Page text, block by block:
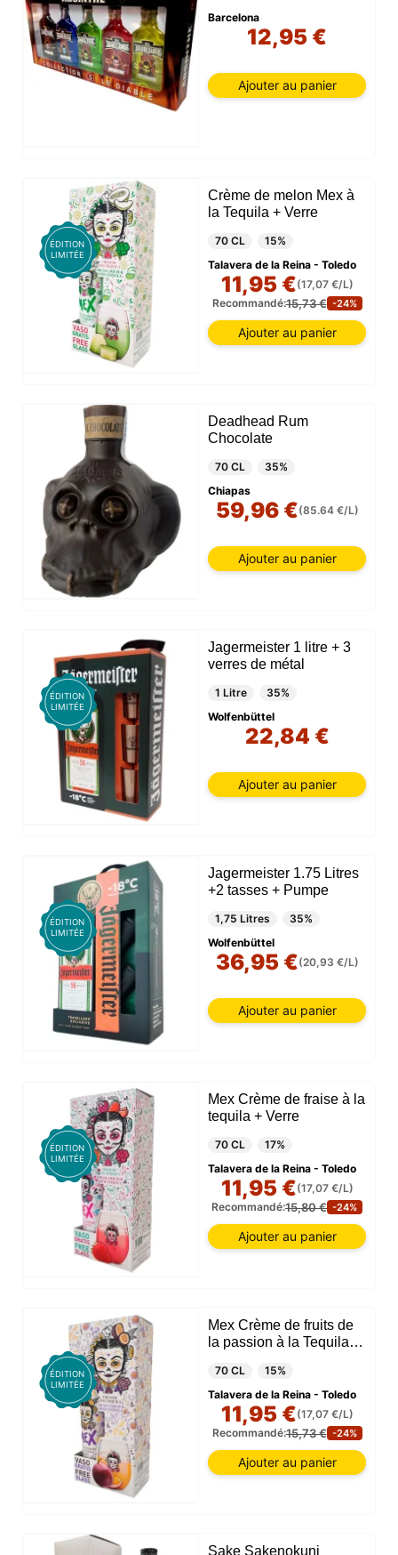
Barcelona
12,95 €
Ajouter au panier
ÉDITION
LIMITÉE
Crème de melon Mex à
la Tequila + Verre
70 CL
15%
Talavera de la Reina - Toledo
11,95 €(17,07 €/L)
Recommandé:15,73 € -24%
Ajouter au panier
Deadhead Rum
Chocolate
70 CL
35%
Chiapas
59,96 €(85.64 €/L)
Ajouter au panier
ÉDITION
LIMITÉE
Jagermeister 1 litre + 3
verres de métal
1 Litre
35%
Wolfenbüttel
22,84 €
Ajouter au panier
ÉDITION
LIMITÉE
Jagermeister 1.75 Litres
+2 tasses + Pumpe
1,75 Litres
35%
Wolfenbüttel
36,95 €(20,93 €/L)
Ajouter au panier
ÉDITION
LIMITÉE
Mex Crème de fraise à la
tequila + Verre
70 CL
17%
Talavera de la Reina - Toledo
11,95 €(17,07 €/L)
Recommandé:15,80 € -24%
Ajouter au panier
ÉDITION
LIMITÉE
Mex Crème de fruits de
la passion à la Tequila +
70 CL
15%
Talavera de la Reina - Toledo
11,95 €(17,07 €/L)
Recommandé:15,73 € -24%
Ajouter au panier
Sake Sakenokuni